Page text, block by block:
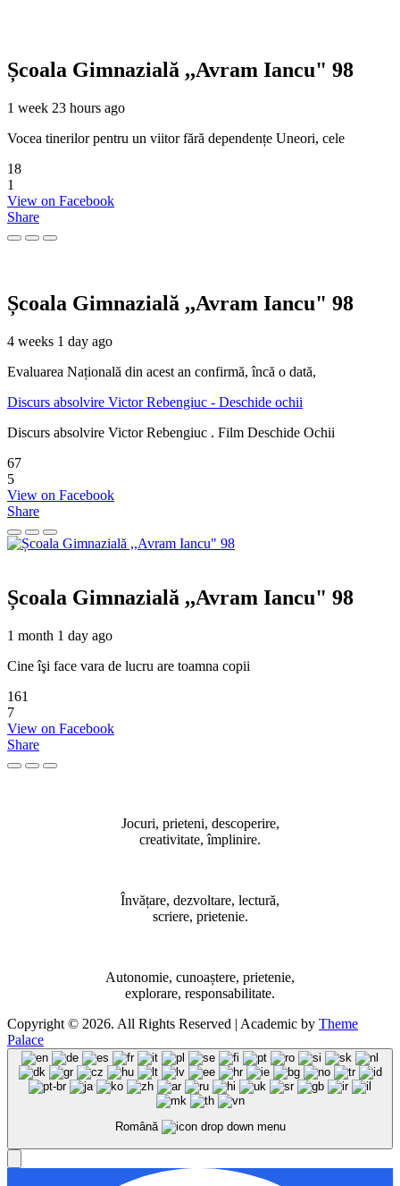
Școala Gimnazială ,,Avram Iancu" 98
1 week 23 hours ago
Vocea tinerilor pentru un viitor fără dependențe Uneori, cele
18
1
View on Facebook
Share
Școala Gimnazială ,,Avram Iancu" 98
4 weeks 1 day ago
Evaluarea Națională din acest an confirmă, încă o dată,
Discurs absolvire Victor Rebengiuc - Deschide ochii
Discurs absolvire Victor Rebengiuc . Film Deschide Ochii
67
5
View on Facebook
Share
Școala Gimnazială ,,Avram Iancu" 98
1 month 1 day ago
Cine îşi face vara de lucru are toamna copii
161
7
View on Facebook
Share
Jocuri, prieteni, descoperire,
creativitate, împlinire.
Învățare, dezvoltare, lectură,
scriere, prietenie.
Autonomie, cunoaștere, prietenie,
explorare, responsabilitate.
Copyright © 2026. All Rights Reserved | Academic by Theme
Palace
Română